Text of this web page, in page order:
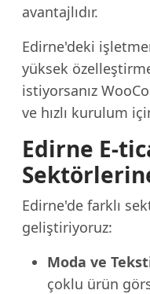
avantajlıdır.
Edirne'deki
yüksek
istiyorsanız
ve hızlı kurulum
Edirne E-
Edirne'de farklı
geliştiriyoruz:
Moda ve
çoklu ürün